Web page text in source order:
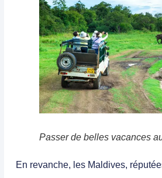
Passer de belles vacances
En revanche, les Maldives,